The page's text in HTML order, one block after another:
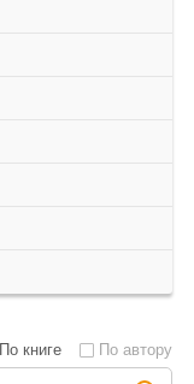
По книге По автору